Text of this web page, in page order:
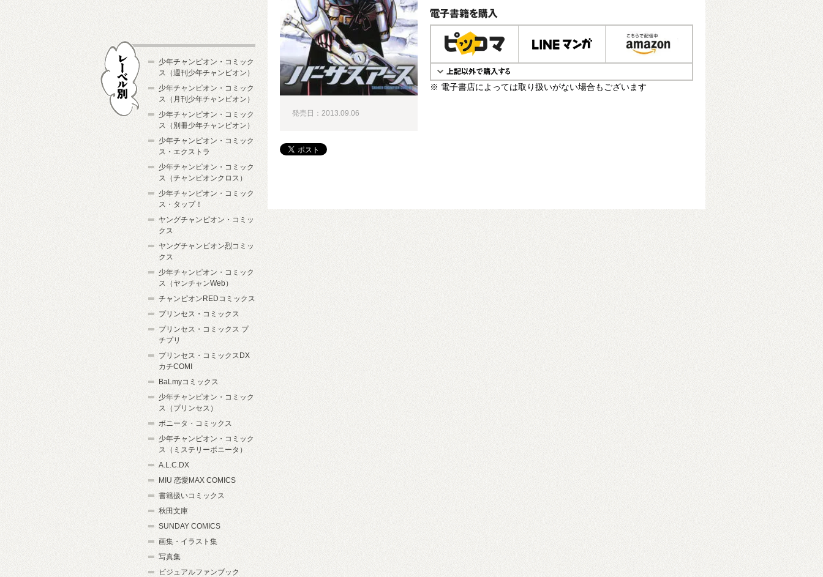
電子書籍で購入
※ 電子書店によっては取り扱いがない場合もございます
発売日：2013.09.06
少年チャンピオン・コミック
ス（週刊少年チャンピオン）
少年チャンピオン・コミック
ス（月刊少年チャンピオン）
少年チャンピオン・コミック
ス（別冊少年チャンピオン）
少年チャンピオン・コミック
ス・エクストラ
少年チャンピオン・コミック
ス（チャンピオンクロス）
少年チャンピオン・コミック
ス・タップ！
ヤングチャンピオン・コミッ
クス
ヤングチャンピオン烈コミッ
クス
少年チャンピオン・コミック
ス（ヤンチャンWeb）
チャンピオンREDコミックス
プリンセス・コミックス
プリンセス・コミックス プ
チプリ
プリンセス・コミックスDX
カチCOMI
BaLmyコミックス
少年チャンピオン・コミック
ス（プリンセス）
ボニータ・コミックス
少年チャンピオン・コミック
ス（ミステリーボニータ）
A.L.C.DX
MIU 恋愛MAX COMICS
書籍扱いコミックス
秋田文庫
SUNDAY COMICS
画集・イラスト集
写真集
ビジュアルファンブック